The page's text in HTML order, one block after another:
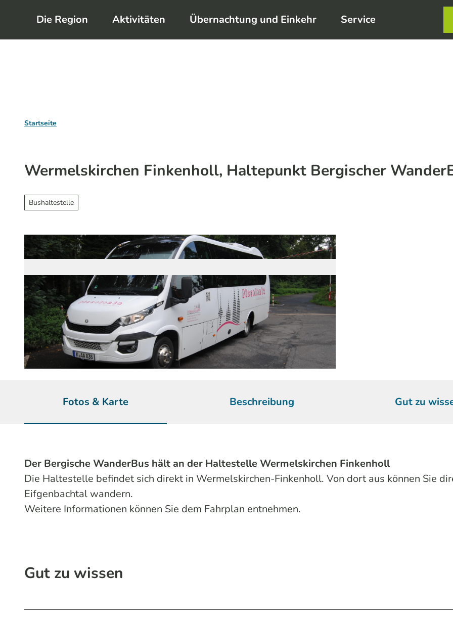
m
Die Region Aktivitäten Übernachtung und Einkehr Service
Startseite
Wermelskirchen Finkenholl, Haltepunkt Bergischer
Bushaltestelle
Fotos & Karte Beschreibung Gut zu
Der Bergische WanderBus hält an der Haltestelle Wermelskirchen Finkenholl
Die Haltestelle befindet sich direkt in Wermelskirchen-Finkenholl. Von dort aus können Sie
Eifgenbachtal wandern.
Weitere Informationen können Sie dem Fahrplan entnehmen.
Gut zu wissen